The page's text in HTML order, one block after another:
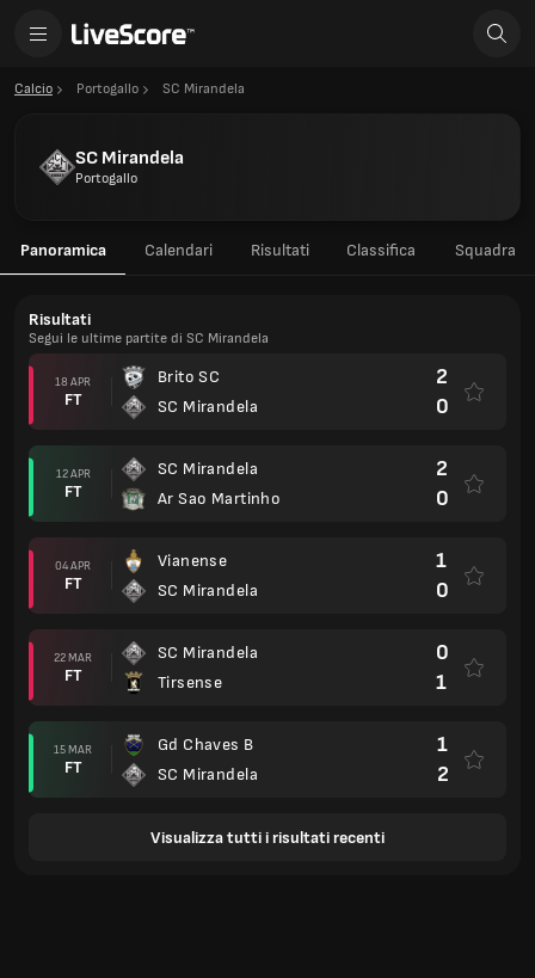
Calcio Portogallo SC Mirandela
SC Mirandela
Portogallo
Panoramica Calendari Risultati Classifica Squadra
Risultati
Segui le ultime partite di SC Mirandela
18 APR
FT
Brito SC
SC Mirandela
2
0
12 APR
FT
SC Mirandela
Ar Sao Martinho
2
0
04 APR
FT
Vianense
SC Mirandela
1
0
22 MAR
FT
SC Mirandela
Tirsense
0
1
15 MAR
FT
Gd Chaves B
SC Mirandela
1
2
Visualizza tutti i risultati recenti